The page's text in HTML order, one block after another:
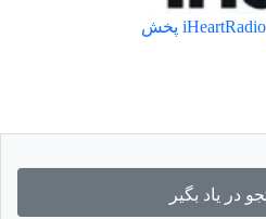
در یاد بگیر
دانلود رایگان نرم افزار iHeartRadio پخش